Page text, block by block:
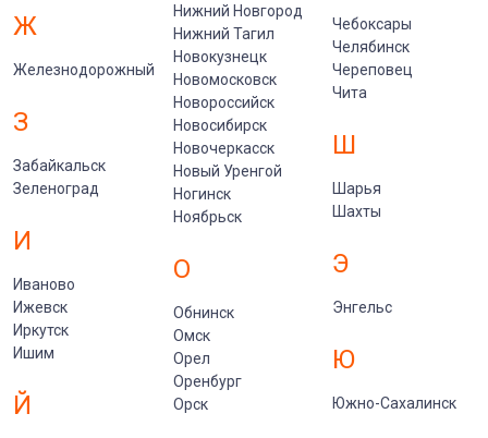
Ж
Железнодорожный
З
Забайкальск
Зеленоград
И
Иваново
Ижевск
Иркутск
Ишим
Й
Нижний Новгород
Нижний Тагил
Новокузнецк
Новомосковск
Новороссийск
Новосибирск
Новочеркасск
Новый Уренгой
Ногинск
Ноябрьск
О
Обнинск
Омск
Орел
Оренбург
Орск
Чебоксары
Челябинск
Череповец
Чита
Ш
Шарья
Шахты
Э
Энгельс
Ю
Южно-Сахалинск